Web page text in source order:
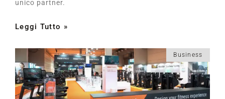
unico partner.
Leggi Tutto »
Business